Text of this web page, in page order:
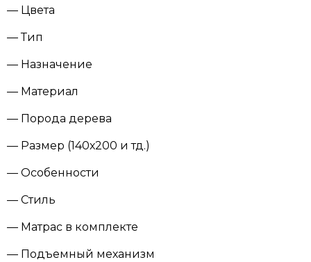
— Цвета
— Тип
— Назначение
— Материал
— Порода дерева
— Размер (140х200 и тд.)
— Особенности
— Стиль
— Матрас в комплекте
— Подъемный механизм